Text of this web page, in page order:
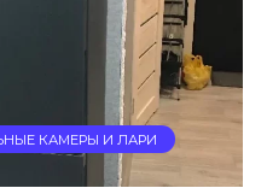
КАМЕРЫ И ЛАРИ